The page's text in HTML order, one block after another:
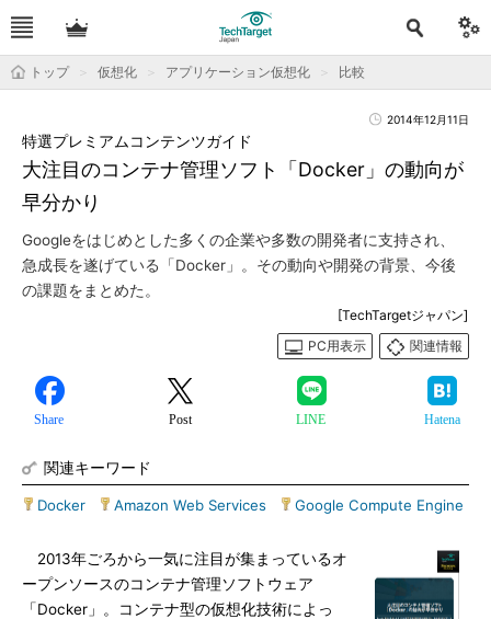
トップ 仮想化 アプリケーション仮想化 比較
2014年12月11日
大注目のコンテナ管理ソフト「Docker」の動向が
早分かり
特選プレミアムコンテンツガイド
Googleをはじめとした多くの企業や多数の開発者に支持され、
急成長を遂げている「Docker」。その動向や開発の背景、今後
の課題をまとめた。
[TechTargetジャパン]
PC用表示
関連情報
Share Post LINE Hatena
関連キーワード
Docker Amazon Web Services Google Compute Engine
2013年ごろから一気に注目が集まっているオ
ープンソースのコンテナ管理ソフトウェア
「Docker」。コンテナ型の仮想化技術によっ